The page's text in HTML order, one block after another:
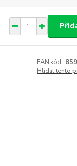
EAN kód:
Hlídat tento